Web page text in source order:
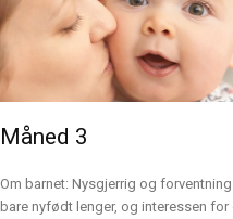
Måned 3
Om barnet: Nysgjerrig og
bare nyfødt lenger, og interessen for